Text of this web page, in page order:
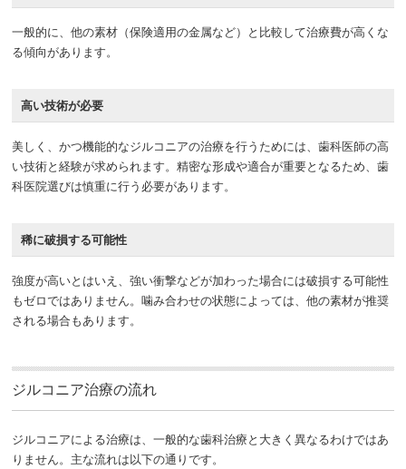
一般的に、他の素材（保険適用の金属など）と比較して治療費が高くな
る傾向があります。
高い技術が必要
美しく、かつ機能的なジルコニアの治療を行うためには、歯科医師の高
い技術と経験が求められます。精密な形成や適合が重要となるため、歯
科医院選びは慎重に行う必要があります。
稀に破損する可能性
強度が高いとはいえ、強い衝撃などが加わった場合には破損する可能性
もゼロではありません。噛み合わせの状態によっては、他の素材が推奨
される場合もあります。
ジルコニア治療の流れ
ジルコニアによる治療は、一般的な歯科治療と大きく異なるわけではあ
りません。主な流れは以下の通りです。